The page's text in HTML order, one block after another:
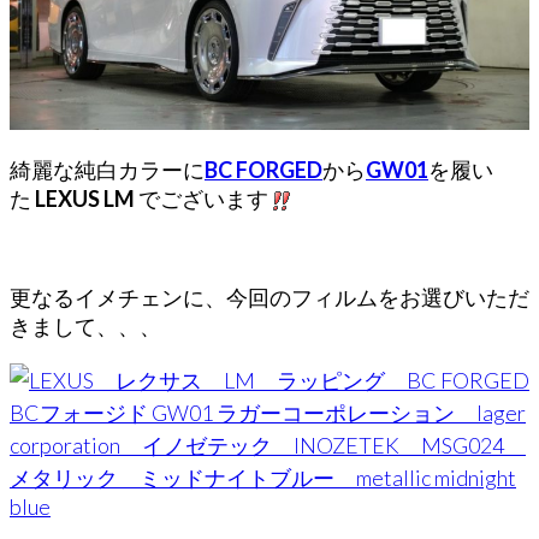
綺麗な純白カラーにBC FORGEDからGW01を履い
た LEXUS LM でございます
更なるイメチェンに、今回のフィルムをお選びいただ
きまして、、、